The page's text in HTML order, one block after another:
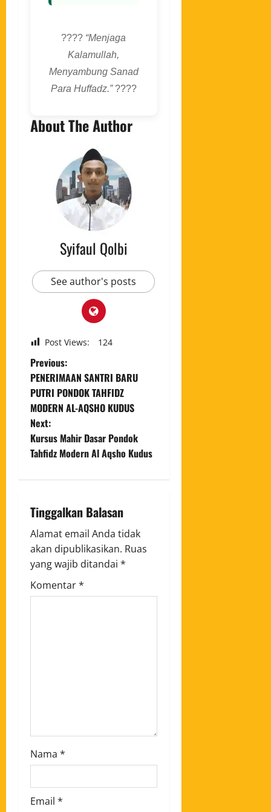
???? “Menjaga
Kalamullah,
Menyambung Sanad
Para Huffadz.”????
About The Author
Syifaul Qolbi
See author's posts
Post Views: 124
Previous:
PENERIMAAN SANTRI BARU
PUTRI PONDOK TAHFIDZ
MODERN AL-AQSHO KUDUS
Next:
Kursus Mahir Dasar Pondok
Tahfidz Modern Al Aqsho Kudus
Tinggalkan Balasan
Alamat email Anda tidak
akan dipublikasikan. Ruas
yang wajib ditandai *
Komentar*
Nama *
Email *